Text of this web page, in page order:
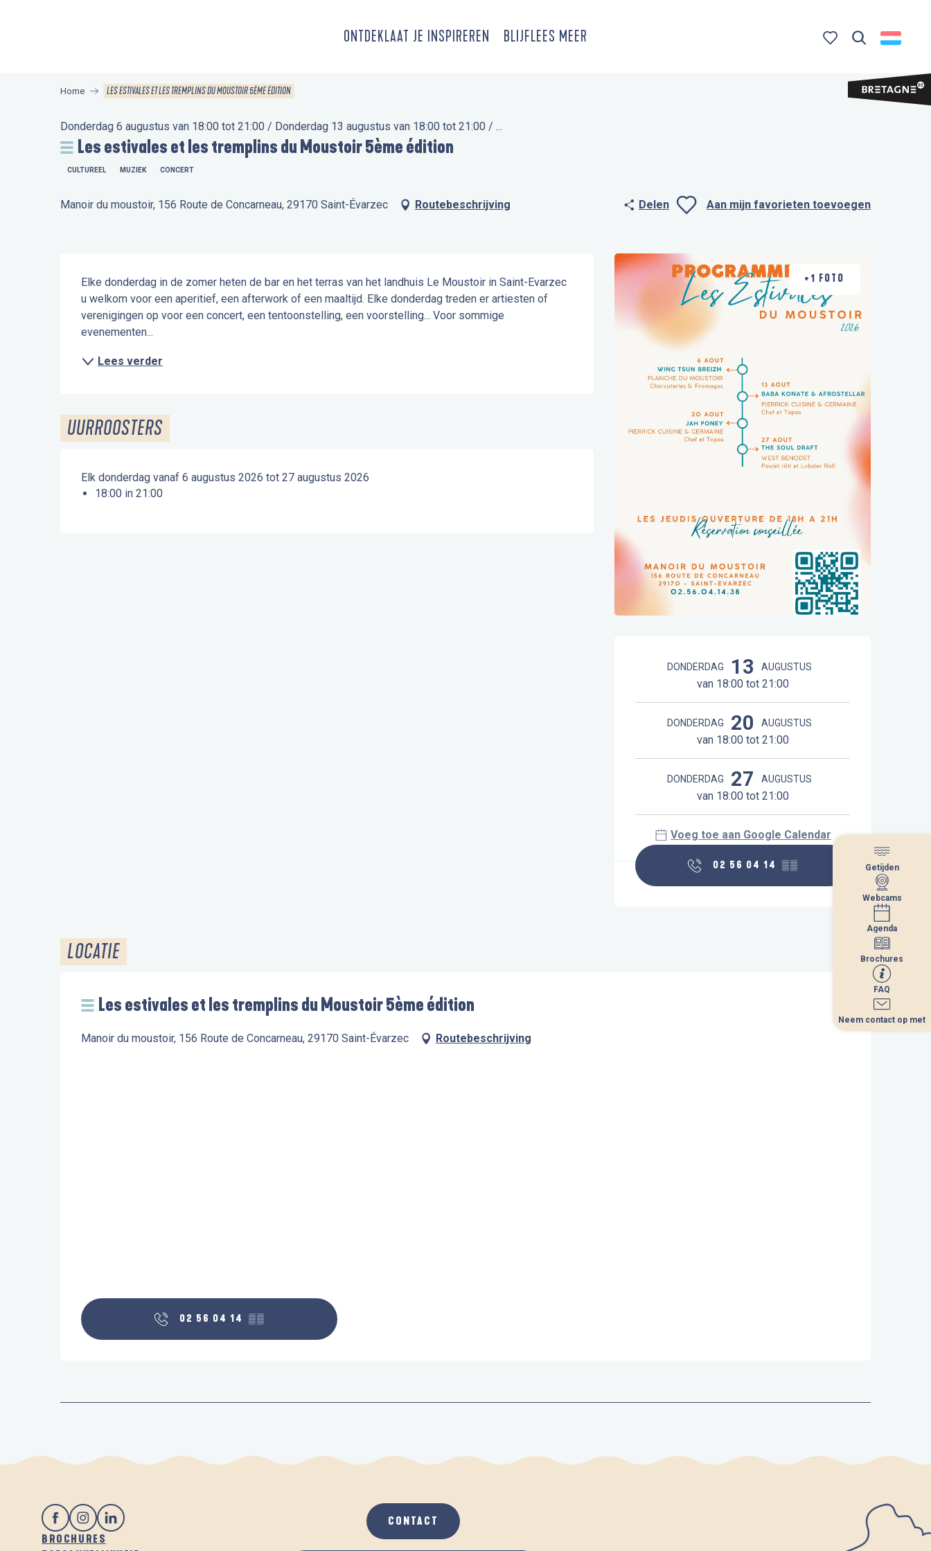
ONTDEKLAAT JE INSPIREREN BLIJFLEES MEER
Getijden
Webcams
Agenda
Brochures
FAQ
Neem contact op met
Home LES ESTIVALES ET LES TREMPLINS DU MOUSTOIR 5ÈME ÉDITION
Donderdag 6 augustus van 18:00 tot 21:00 / Donderdag 13 augustus van 18:00 tot 21:00 / ...
Les estivales et les tremplins du Moustoir 5ème édition
CULTUREEL MUZIEK CONCERT
Manoir du moustoir, 156 Route de Concarneau, 29170 Saint-Évarzec Routebeschrijving Delen Aan mijn favorieten toevoegen
+1 FOTO
Openingstijden en
DONDERDAG 13 AUGUSTUS
van 18:00 tot 21:00
DONDERDAG 20 AUGUSTUS
van 18:00 tot 21:00
DONDERDAG 27 AUGUSTUS
van 18:00 tot 21:00
Voeg toe aan Google Calendar
02 56 04 14 ▒▒
Beschrijving
Elke donderdag in de zomer heten de bar en het terras van het landhuis Le Moustoir in Saint-Evarzec
u welkom voor een aperitief, een afterwork of een maaltijd. Elke donderdag treden er artiesten of
verenigingen op voor een concert, een tentoonstelling, een voorstelling... Voor sommige
evenementen...
Lees verder
UURROOSTERS
Elk donderdag vanaf 6 augustus 2026 tot 27 augustus 2026
18:00 in 21:00
LOCATIE
Les estivales et les tremplins du Moustoir 5ème édition
Manoir du moustoir, 156 Route de Concarneau, 29170 Saint-Évarzec Routebeschrijving
02 56 04 14 ▒▒
BROCHURES
CONTACT